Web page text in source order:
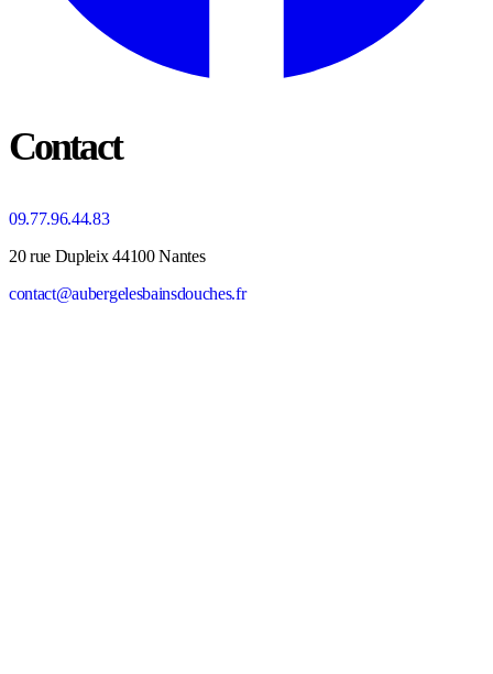
Contact
09.77.96.44.83
20 rue Dupleix 44100 Nantes
contact@aubergelesbainsdouches.fr